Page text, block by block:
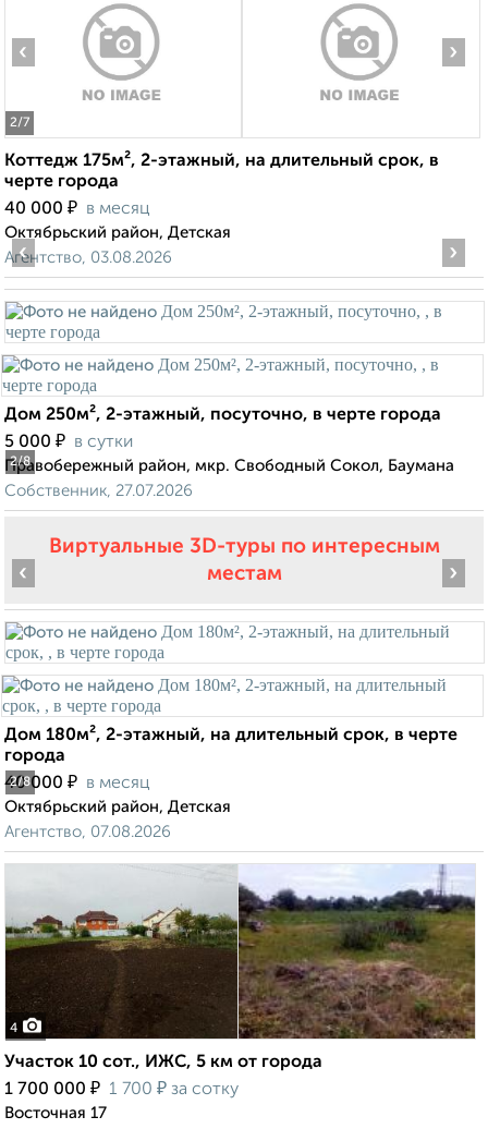
2/7
‹ ›
Коттедж 175м², 2-этажный, на длительный срок, в
черте города
40 000 ₽ в месяц
Октябрьский район, Детская
Агентство, 03.08.2026
2/8
‹ ›
Дом 250м², 2-этажный, посуточно, в черте города
5 000 ₽ в сутки
Правобережный район, мкр. Свободный Сокол, Баумана
Собственник, 27.07.2026
Виртуальные 3D-туры по интересным
местам
2/8
‹ ›
Дом 180м², 2-этажный, на длительный срок, в черте
города
40 000 ₽ в месяц
Октябрьский район, Детская
Агентство, 07.08.2026
4
Участок 10 сот., ИЖС, 5 км от города
1 700 000 ₽ 1 700 ₽ за сотку
Восточная 17